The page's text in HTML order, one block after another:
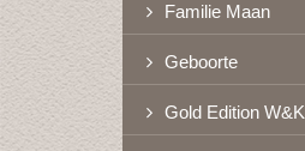
Familie Maan
Geboorte
Gold Edition W&K